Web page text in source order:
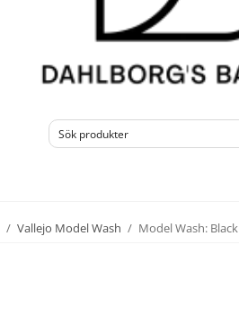
/ Vallejo Model Wash / Model Wash: Black